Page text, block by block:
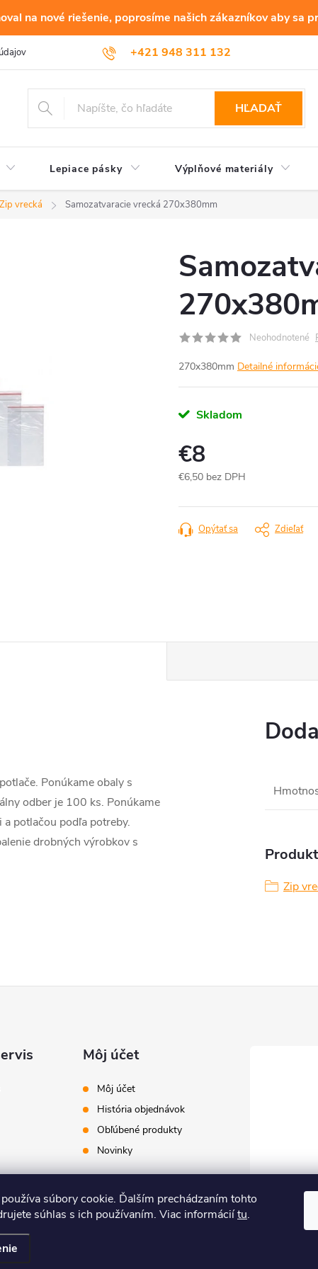
na nové riešenie, poprosíme našich zákazníkov aby sa
súbory cookie. Ďalším prechádzaním tohto
súhlas s ich používaním. Viac informáciítu.
+421 948 311 132
HĽADAŤ
Lepiace pásky Výplňové materiály
Zip vrecká Samozatvaracie vrecká 270x380mm
Neohodnotené
270x380mm Detailné
Skladom
€8
€6,50 bez DPH
cena:
Opýtať sa Zdieľať
Ponúkame obaly s
odber je 100 ks. Ponúkame
potlačou podľa potreby.
drobných výrobkov s
Zip
Môj účet
Môj účet
História objednávok
Obľúbené produkty
Novinky